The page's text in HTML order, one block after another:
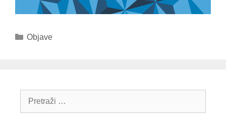
Kategorije
Objave
Pretraži: